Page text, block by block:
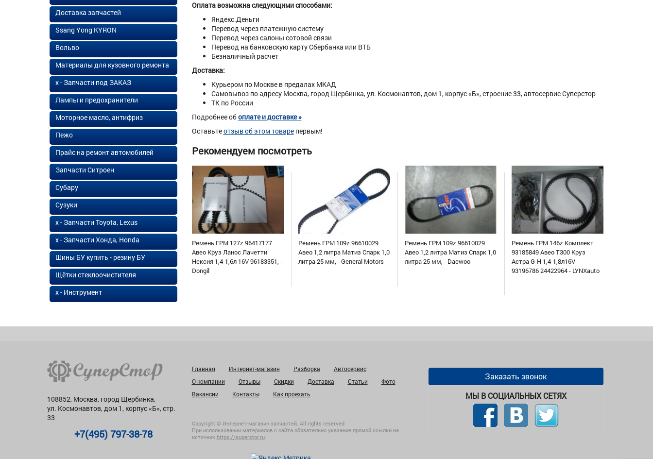
Оплата возможна следующими способами:
Яндекс.Деньги
Перевод через платежную систему
Перевод через салоны сотовой связи
Перевод на банковскую карту Сбербанка или ВТБ
Безналичный расчет
Доставка:
Курьером по Москве в предалах МКАД
Самовывоз по адресу Москва, город Щербинка, ул. Космонавтов, дом 1, корпус «Б», строение 33, автосервис Суперстор
ТК по России
Подробнее обоплате и доставке »
Оставьтеотзыв об этом товарепервым!
Рекомендуем посмотреть
Ремень ГРМ 127z 96417177
Авео Круз Ланос Лачетти
Нексия 1,4-1,6л 16V 96183351, -
Dongil
Ремень ГРМ 109z 96610029
Авео 1,2 литра Матиз Спарк 1,0
литра 25 мм, - General Motors
Ремень ГРМ 109z 96610029
Авео 1,2 литра Матиз Спарк 1,0
литра 25 мм, - Daewoo
Ремень ГРМ 146z Комплект
93185849 Авео Т300 Круз
Астра G-H 1,4-1,8л16V
93196786 24422964 - LYNXauto
Доставка запчастей
Ssang Yong KYRON
Вольво
Материалы для кузовного ремонта
х - Запчасти под ЗАКАЗ
Лампы и предохранители
Моторное масло, антифриз
Пежо
Прайс на ремонт автомобилей
Запчасти Ситроен
Субару
Сузуки
х - Запчасти Toyota, Lexus
х - Запчасти Хонда, Honda
Шины БУ купить - резину БУ
Щётки стеклоочистителя
х - Инструмент
108852, Москва, город Щербинка,
ул. Космонавтов, дом 1, корпус «Б», стр.
33
+7(495) 797-38-78
Главная Интернет-магазин Разборка
Автосервис
О компании
Отзывы Скидки Доставка Статьи
Фото
Вакансии
Контакты Как проехать
Copyright © Интернет-магазин запчастей. All rights reserved
При использовании материалов с сайта обязательно указание прямой ссылки на
источник https://superstor.ru.
Заказать звонок
МЫ В СОЦИАЛЬНЫХ СЕТЯХ